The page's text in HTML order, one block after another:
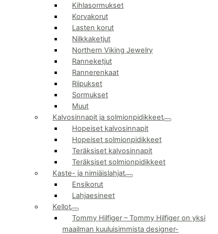
Kihlasormukset
Korvakorut
Lasten korut
Nilkkaketjut
Northern Viking Jewelry
Ranneketjut
Rannerenkaat
Riipukset
Sormukset
Muut
Kalvosinnapit ja solmionpidikkeet
Hopeiset kalvosinnapit
Hopeiset solmionpidikkeet
Teräksiset kalvosinnapit
Teräksiset solmionpidikkeet
Kaste- ja nimiäislahjat
Ensikorut
Lahjaesineet
Kellot
Tommy Hilfiger –Tommy Hilfiger on yksi
maailman kuuluisimmista designer-